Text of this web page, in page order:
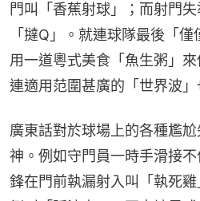
門叫「香蕉射球」；而射門
「撻Q」。就連球隊最後「
用一道粵式美食「魚生粥」
連適用范圍甚廣的「世界波」
廣東話對於球場上的各種尷
神。例如守門員一時手滑接
鋒在門前執漏射入叫「執死